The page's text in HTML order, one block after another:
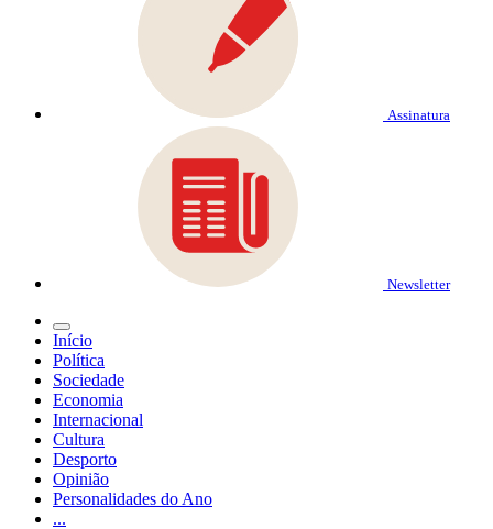
Assinatura
Newsletter
Início
Política
Sociedade
Economia
Internacional
Cultura
Desporto
Opinião
Personalidades do Ano
...